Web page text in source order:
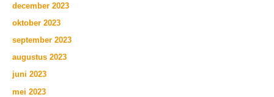
december 2023
oktober 2023
september 2023
augustus 2023
juni 2023
mei 2023